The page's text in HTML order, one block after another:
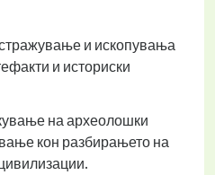
и ископувања
и историски
на археолошки
кон разбирањето на